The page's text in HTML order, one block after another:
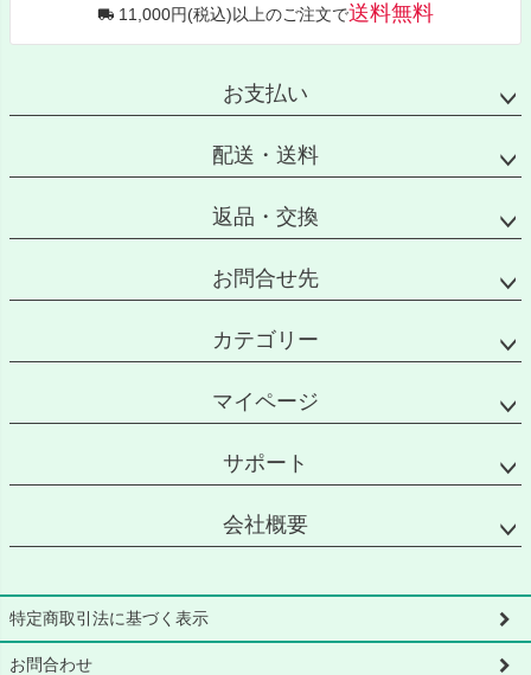
へ
11,000円(税込)以上のご注文で送料無料
お支払い
配送・送料
返品・交換
お問合せ先
カテゴリー
マイページ
サポート
会社概要
特定商取引法に基づく表示
お問合わせ